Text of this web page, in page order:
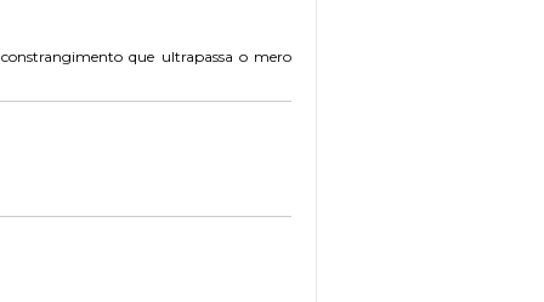
que ultrapassa o mero